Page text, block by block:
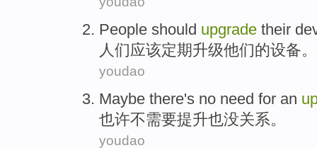
People should upgrade their
人们应该定期升级他们的设备。
youdao
Maybe there's no need for an
也许不需要提升也没关系。
youdao